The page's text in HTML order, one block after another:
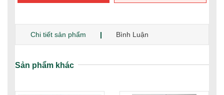
Chi tiết sản phẩm Bình Luận
Sản phẩm khác